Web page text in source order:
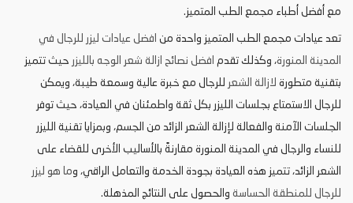
مع أفضل أطباء مجمع الطب المتميز.
تعد عيادات مجمع الطب المتميز واحدة من افضل عيادات ليزر للرجال في
المدينة المنورة، وكذلك تقدم افضل نصائح ازالة شعر الوجه بالليزر حيث تتميز
بتقنية متطورة لازالة الشعر للرجال مع خبرة عالية وسمعة طيبة، ويمكن
للرجال الاستمتاع بجلسات الليزر بكل ثقة واطمئنان في العيادة، حيث توفر
الجلسات الآمنة والفعالة لإزالة الشعر الزائد من الجسم، وبمزايا تقنية الليزر
للنساء والرجال في المدينة المنورة مقارنةً بالأساليب الأخرى للقضاء على
الشعر الزائد، تتميز هذه العيادة بجودة الخدمة والتعامل الراقي، وما هو ليزر
للرجال للمنطقة الحساسة والحصول على النتائج المذهلة.